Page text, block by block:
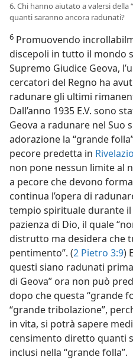
6. Chi hanno aiutato a valersi della
quanti saranno ancora radunati?
6 Promuovendo
discepoli in tutto il mondo
Supremo Giudice Geova,
cercatori del Regno ha
radunare gli ultimi
Dall’anno 1935 E.V. sono
Geova a radunare nel Suo
adorazione la “grande
pecore predetta in
non pone nessun limite al
a pecore che devono
continua l’opera di
tempio spiritualedurante il
pazienza di Dio, il quale
distrutto ma desidera che
pentimento”. (2 Pietro 3:9)
questi siano radunati
di Geova” ora non può
dopo che questa “grande
“grande tribolazione”,
in vita, si potrà sapere
censimento diretto quanti
inclusi nella “grande folla”.